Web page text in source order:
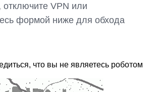
VPN или
формой ниже для обхода
что вы не являетесь роботом